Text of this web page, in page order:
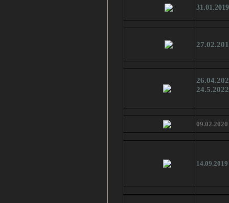
31.01.2019
09.02.2020
14.09.‎2019